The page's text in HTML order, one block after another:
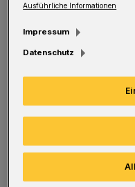
2. Bundesliga,
Füchse Berlin -
Ausführliche Informationen
Impressum
Datenschutz